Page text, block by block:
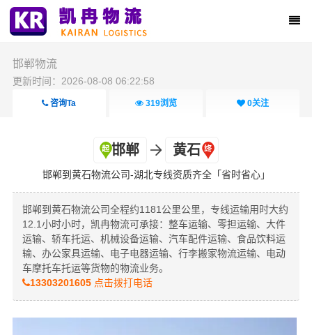
邯郸物流
更新时间：2026-08-08 06:22:58
咨询Ta 319浏览 0关注
邯郸 黄石
邯郸到黄石物流公司-湖北专线资质齐全「省时省心」
邯郸到黄石物流公司全程约1181公里公里，专线运输用时大约
12.1小时小时，凯冉物流可承接：整车运输、零担运输、大件
运输、轿车托运、机械设备运输、汽车配件运输、食品饮料运
输、办公家具运输、电子电器运输、行李搬家物流运输、电动
车摩托车托运等货物的物流业务。
13303201605点击拨打电话